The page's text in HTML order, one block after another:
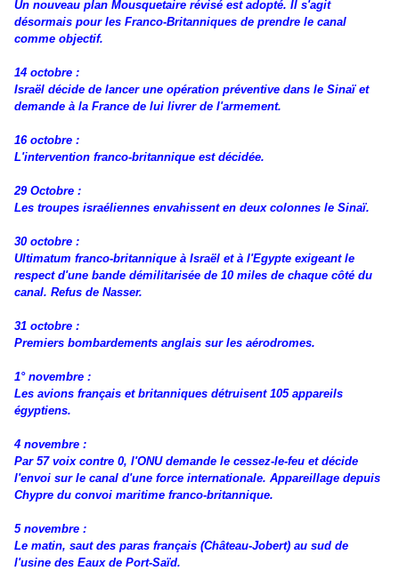
Un nouveau plan Mousquetaire révisé est adopté. Il s'agit
désormais pour les Franco-Britanniques de prendre le canal
comme objectif.
14 octobre :
Israël décide de lancer une opération préventive dans le Sinaï et
demande à la France de lui livrer de l'armement.
16 octobre :
L'intervention franco-britannique est décidée.
29 Octobre :
Les troupes israéliennes envahissent en deux colonnes le Sinaï.
30 octobre :
Ultimatum franco-britannique à Israël et à l'Egypte exigeant le
respect d'une bande démilitarisée de 10 miles de chaque côté du
canal. Refus de Nasser.
31 octobre :
Premiers bombardements anglais sur les aérodromes.
1° novembre :
Les avions français et britanniques détruisent 105 appareils
égyptiens.
4 novembre :
Par 57 voix contre 0, l'ONU demande le cessez-le-feu et décide
l'envoi sur le canal d'une force internationale. Appareillage depuis
Chypre du convoi maritime franco-britannique.
5 novembre :
Le matin, saut des paras français (Château-Jobert) au sud de
l'usine des Eaux de Port-Saïd.